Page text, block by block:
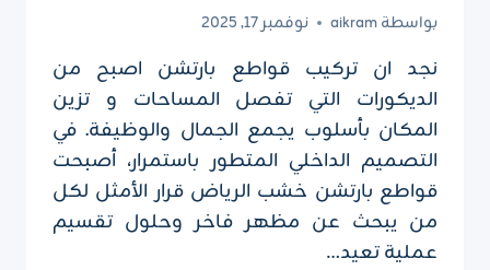
بواسطةaikram نوفمبر 17, 2025
نجد ان تركيب قواطع بارتشن اصبح من
الديكورات التي تفصل المساحات و تزين
المكان بأسلوب يجمع الجمال والوظيفة. في
التصميم الداخلي المتطور باستمرار، أصبحت
قواطع بارتشن خشب الرياض قرار الأمثل لكل
من يبحث عن مظهر فاخر وحلول تقسيم
عملية تعيد…